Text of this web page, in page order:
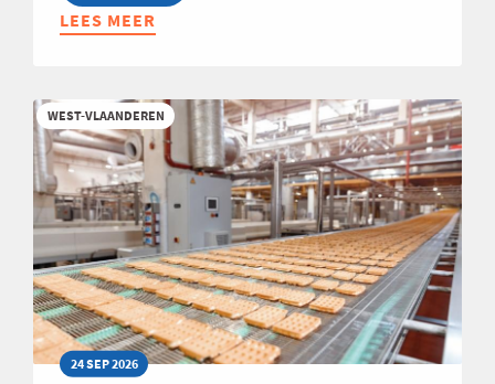
LEES MEER
ABOUT
INTERNATIONAL
SALES
2026
WEST-VLAANDEREN
24 SEP 2026